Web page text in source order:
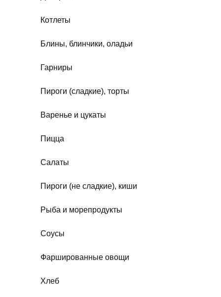
Котлеты
Блины, блинчики, оладьи
Гарниры
Пироги (сладкие), торты
Варенье и цукаты
Пицца
Салаты
Пироги (не сладкие), киши
Рыба и морепродукты
Соусы
Фаршированные овощи
Хлеб